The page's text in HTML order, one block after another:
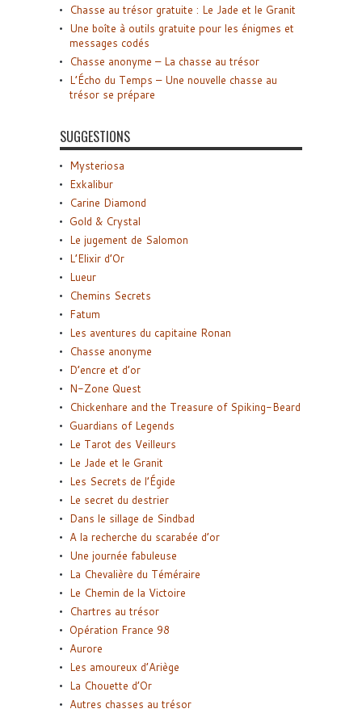
Chasse au trésor gratuite : Le Jade et le Granit
Une boîte à outils gratuite pour les énigmes et
messages codés
Chasse anonyme – La chasse au trésor
L’Écho du Temps – Une nouvelle chasse au
trésor se prépare
SUGGESTIONS
Mysteriosa
Exkalibur
Carine Diamond
Gold & Crystal
Le jugement de Salomon
L’Elixir d’Or
Lueur
Chemins Secrets
Fatum
Les aventures du capitaine Ronan
Chasse anonyme
D’encre et d’or
N-Zone Quest
Chickenhare and the Treasure of Spiking-Beard
Guardians of Legends
Le Tarot des Veilleurs
Le Jade et le Granit
Les Secrets de l’Égide
Le secret du destrier
Dans le sillage de Sindbad
A la recherche du scarabée d’or
Une journée fabuleuse
La Chevalière du Téméraire
Le Chemin de la Victoire
Chartres au trésor
Opération France 98
Aurore
Les amoureux d’Ariège
La Chouette d’Or
Autres chasses au trésor